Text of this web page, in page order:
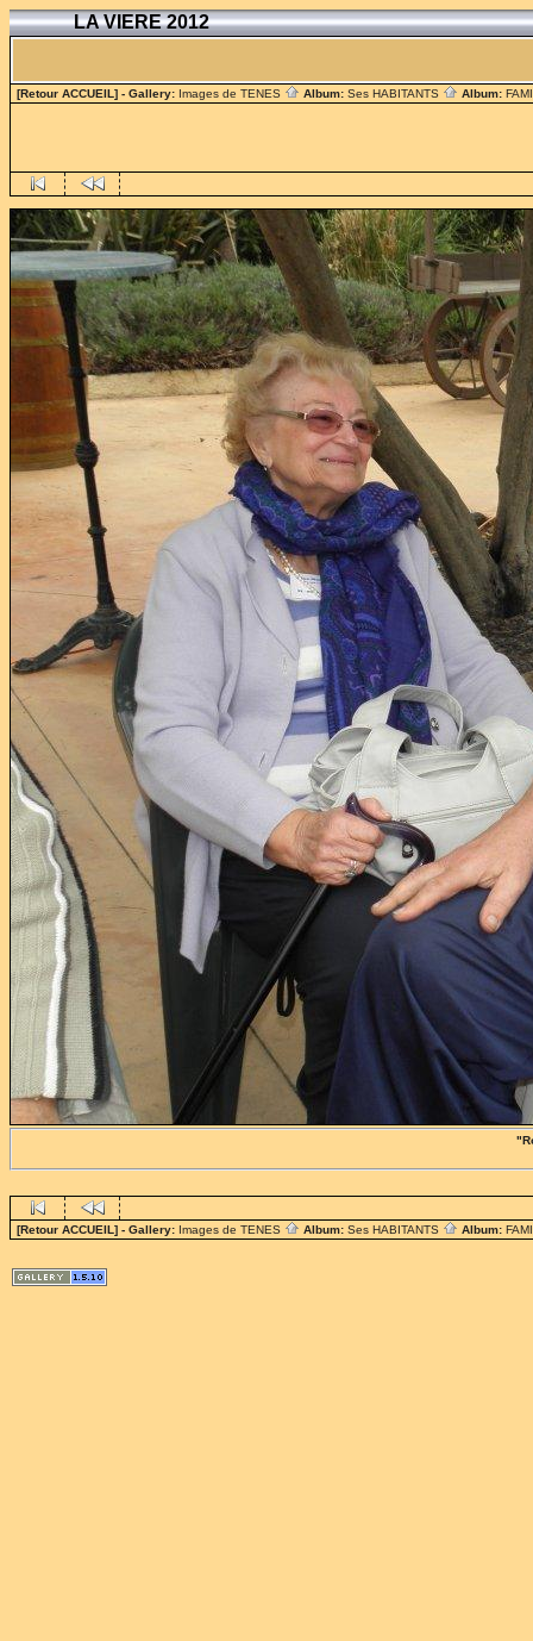
LA VIERE 2012
[Retour ACCUEIL] - Gallery: Images de TENES Album: Ses HABITANTS Album:
[Retour ACCUEIL] - Gallery: Images de TENES Album: Ses HABITANTS Album: